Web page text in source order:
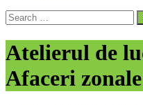
Search
for:
Atelierul de
Afaceri zonale